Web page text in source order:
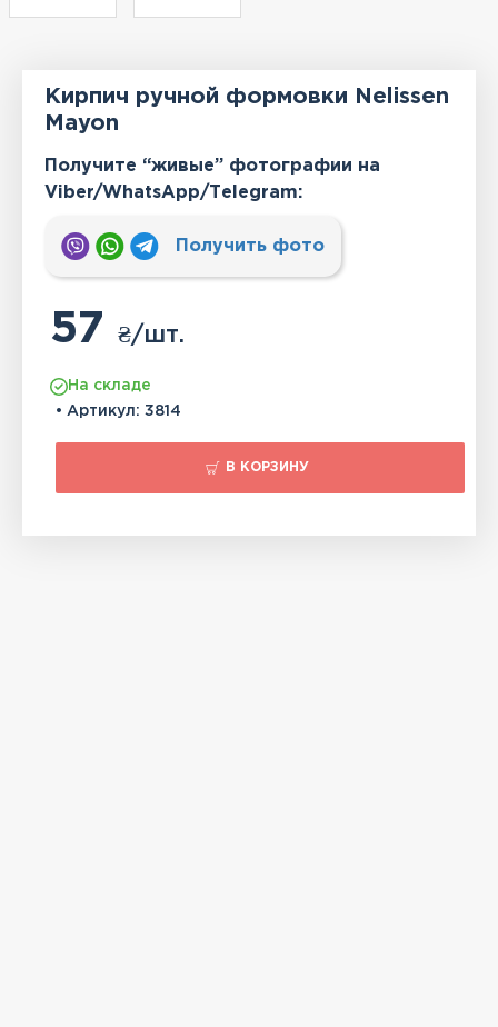
Кирпич ручной формовки Nelissen
Mayon
Получите “живые” фотографии на
Viber/WhatsApp/Тelegram:
Получить фото
57₴/шт.
На складе
• Артикул: 3814
В КОРЗИНУ